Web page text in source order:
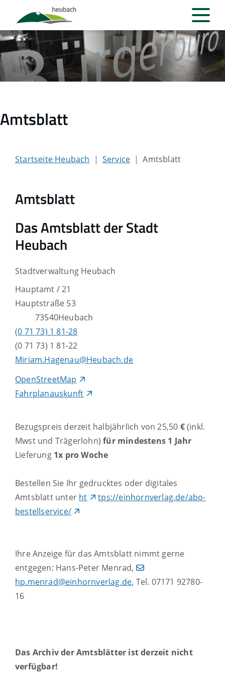
Amtsblatt
Startseite Heubach Service Amtsblatt
Amtsblatt
Das Amtsblatt der Stadt
Heubach
Stadtverwaltung Heubach
Hauptamt / 21
Hauptstraße 53
73540Heubach
OpenStreetMap
Fahrplanauskunft
Miriam.Hagenau@Heubach.de
(0 71 73) 1 81-28
(0 71 73) 1 81-22
Bezugspreis derzeit halbjährlich von 25,50 €(inkl.
Mwst und Trägerlohn)für mindestens 1 Jahr
Lieferung 1x pro Woche
Bestellen Sie Ihr gedrucktes oder digitales
Amtsblatt unter ht
tps://einhornverlag.de/abo-
bestellservice/
Ihre Anzeige für das Amtsblatt nimmt gerne
entgegen: Hans-Peter Menrad,
hp.menrad@einhornverlag.de, Tel. 07171 92780-
16
Das Archiv der Amtsblätter ist derzeit nicht
verfügbar!